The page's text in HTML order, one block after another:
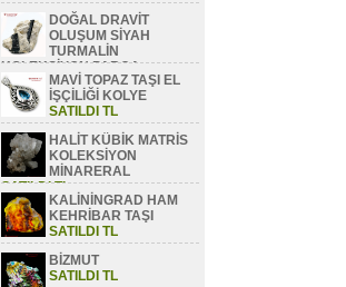
DOĞAL DRAVİT
OLUŞUM SİYAH
TURMALİN
KOLEKSİYON PARÇA
SATILDI TLMAVİ TOPAZ TAŞI EL
İŞÇİLİĞİ KOLYE
SATILDI TL
HALİT KÜBİK MATRİS
KOLEKSİYON
MİNARERAL
SATILDI TL
KALİNİNGRAD HAM
KEHRİBAR TAŞI
SATILDI TL
BİZMUT
SATILDI TL